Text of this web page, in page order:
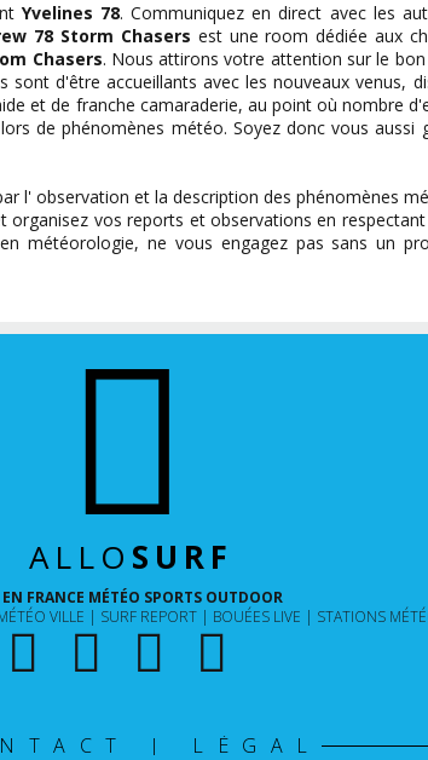
Yvelines 78. Communiquez en direct avec les
78 Storm Chasers est une room dédiée aux
Chasers. Nous attirons votre attention sur le
sont d'être accueillants avec les nouveaux venus,
et de franche camaraderie, au point où nombre
de phénomènes météo. Soyez donc vous aussi
l' observation et la description des phénomènes
organisez vos reports et observations en
météorologie, ne vous engagez pas sans un
ALLO SURF
FRANCE MÉTÉO SPORTS OUTDOOR
VILLE SURF REPORT BOUÉES LIVE STATIONS
| LÉGAL